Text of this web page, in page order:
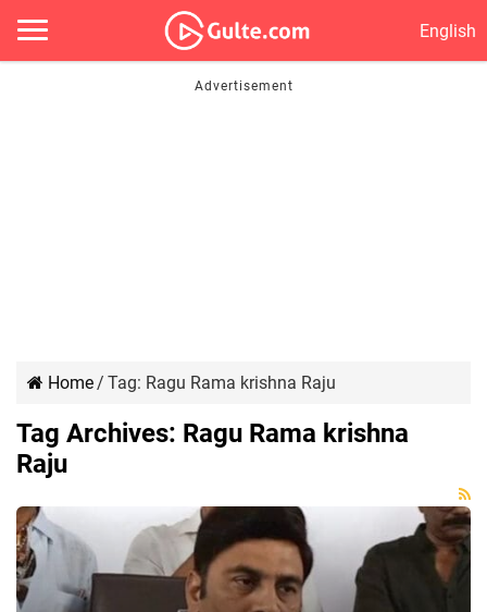
English
Home/ Tag: Ragu Rama krishna Raju
Tag Archives: Ragu Rama krishna
Raju